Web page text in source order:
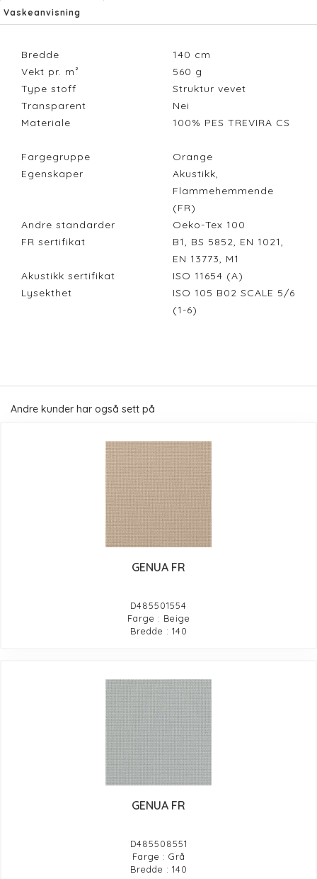
Vaskeanvisning
Bredde 140 cm
Vekt pr. m²
560 g
Type stoff
Struktur vevet
Transparent
Nei
Materiale
100% PES TREVIRA CS
Fargegruppe
Orange
Egenskaper
Akustikk,
Flammehemmende
(FR)
Andre standarder
Oeko-Tex 100
FR sertifikat
B1, BS 5852, EN 1021,
EN 13773, M1
Akustikk sertifikat
ISO 11654 (A)
Lysekthet
ISO 105 B02 SCALE 5/6
(1-6)
Andre kunder har også sett på
GENUA FR
D485501554
Farge : Beige
Bredde : 140
GENUA FR
D485508551
Farge : Grå
Bredde : 140